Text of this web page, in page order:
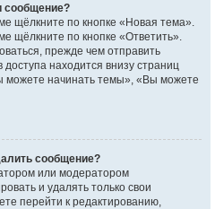
сообщение?
щёлкните по кнопке «Новая тема».
щёлкните по кнопке «Ответить».
прежде чем отправить
находится внизу страниц
начинать темы», «Вы можете
сообщение?
или модератором
и удалять только свои
перейти к редактированию,